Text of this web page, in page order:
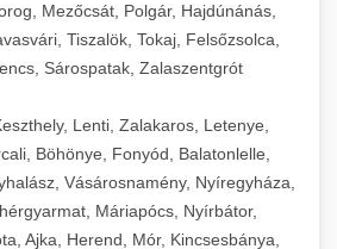
Mezőcsát, Polgár, Hajdúnánás,
Tiszalök, Tokaj, Felsőzsolca,
Sárospatak, Zalaszentgrót
Lenti, Zalakaros, Letenye,
Böhönye, Fonyód, Balatonlelle,
Vásárosnamény, Nyíregyháza,
Máriapócs, Nyírbátor,
Ajka, Herend, Mór, Kincsesbánya,